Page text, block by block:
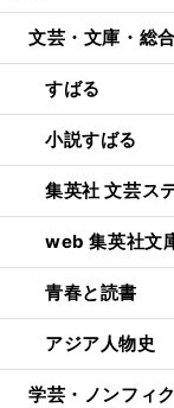
文芸・文庫・総合
すばる
小説すばる
集英社 文芸ス
web 集英社文
青春と読書
アジア人物史
学芸・ノンフィ